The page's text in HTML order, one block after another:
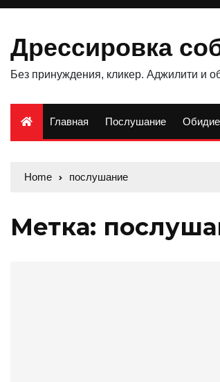
Дрессировка
Без принуждения, кликер. Аджилити и
Главная Послушание
Home послушание
Метка: